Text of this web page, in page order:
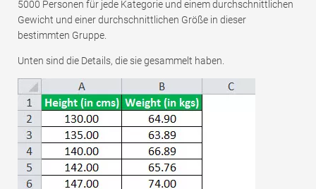
5000 Personen für jede Kategorie und einem durchschnittlichen
Gewicht und einer durchschnittlichen Größe in dieser
bestimmten Gruppe.
Unten sind die Details, die sie gesammelt haben.